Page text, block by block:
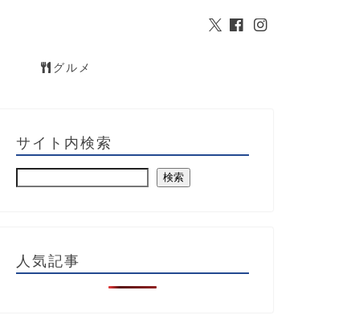
グルメ
サイト内検索
検索
人気記事